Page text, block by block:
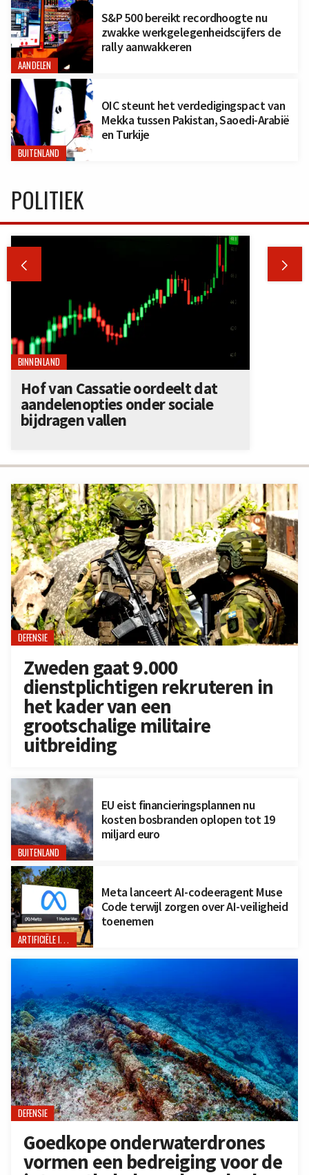
AANDELEN
S&P 500 bereikt recordhoogte nu
zwakke werkgelegenheidscijfers de
rally aanwakkeren
BUITENLAND
OIC steunt het verdedigingspact van
Mekka tussen Pakistan, Saoedi-Arabië
en Turkije
DEFENSIE
Zweden gaat 9.000
dienstplichtigen rekruteren in
het kader van een
grootschalige militaire
uitbreiding
BUITENLAND
EU eist financieringsplannen nu
kosten bosbranden oplopen tot 19
miljard euro
ARTIFICIËLE INTELLIGENTIE
Meta lanceert AI-codeeragent Muse
Code terwijl zorgen over AI-veiligheid
toenemen
DEFENSIE
Goedkope onderwaterdrones
vormen een bedreiging voor de
POLITIEK
 
BINNENLAND
Hof van Cassatie oordeelt dat
aandelenopties onder sociale
bijdragen vallen